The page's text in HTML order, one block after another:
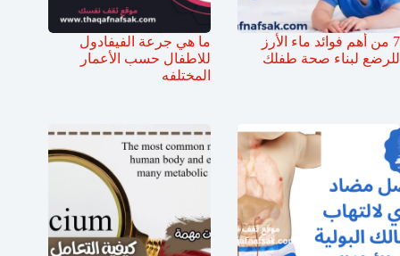
7 من أهم فوائد ماء الأرز
للرضع لبناء صحة طفلك
ما هي جرعة الفيفادول
للاطفال حسب الأعمار
المختلفه